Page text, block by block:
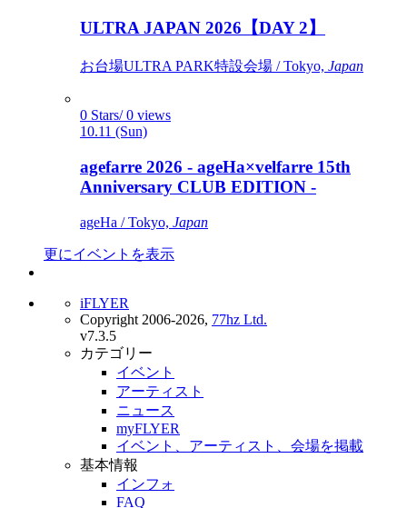
ULTRA JAPAN 2026【DAY 2】
お台場ULTRA PARK特設会場 / Tokyo, Japan
0 Stars/ 0 views
10.11 (Sun)
agefarre 2026 - ageHa×velfarre 15th
Anniversary CLUB EDITION -
ageHa / Tokyo, Japan
更にイベントを表示
iFLYER
Copyright 2006-2026, 77hz Ltd.
v7.3.5
カテゴリー
イベント
アーティスト
ニュース
myFLYER
イベント、アーティスト、会場を掲載
基本情報
インフォ
FAQ